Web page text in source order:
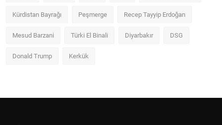
Kürdistan Bayrağı Peşmerge Recep Tayyip Erdoğan
Mesud Barzani Türki El Binali Diyarbakır DSG
Donald Trump Kerkük